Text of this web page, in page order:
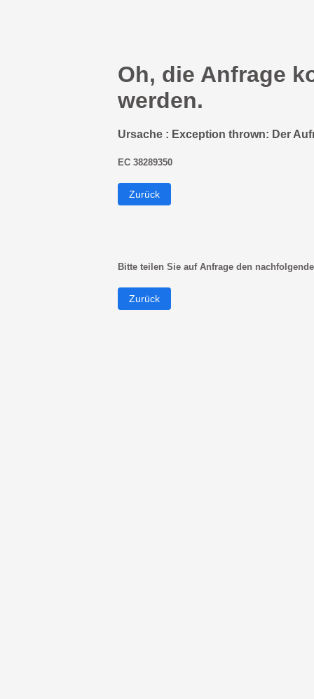
Oh, die Anfrage
werden.
Ursache : Exception thrown: Der
EC 38289350
Zurück
Bitte teilen Sie auf Anfrage den
Zurück